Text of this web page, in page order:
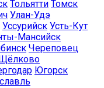
Тольятти Томск
Улан-Удэ
Уссурийск Усть-Кут
Мансийск
Череповец
Щёлково
Югорск